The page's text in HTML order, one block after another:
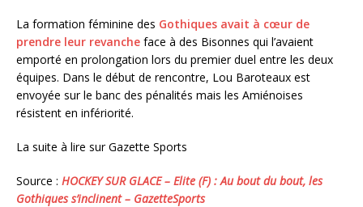
La formation féminine des Gothiques avait à cœur de
prendre leur revanche face à des Bisonnes qui l’avaient
emporté en prolongation lors du premier duel entre les deux
équipes. Dans le début de rencontre, Lou Baroteaux est
envoyée sur le banc des pénalités mais les Amiénoises
résistent en infériorité.
La suite à lire sur Gazette Sports
Source : HOCKEY SUR GLACE – Elite (F) : Au bout du bout, les
Gothiques s’inclinent – GazetteSports